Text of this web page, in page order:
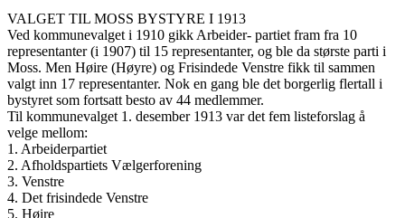
VALGET TIL MOSS BYSTYRE I 1913
Ved kommunevalget i 1910 gikk Arbeider- partiet fram fra 10
representanter (i 1907) til 15 representanter, og ble da største parti i
Moss. Men Høire (Høyre) og Frisindede Venstre fikk til sammen
valgt inn 17 representanter. Nok en gang ble det borgerlig flertall i
bystyret som fortsatt besto av 44 medlemmer.
Til kommunevalget 1. desember 1913 var det fem listeforslag å
velge mellom:
1. Arbeiderpartiet
2. Afholdspartiets Vælgerforening
3. Venstre
4. Det frisindede Venstre
5. Høire